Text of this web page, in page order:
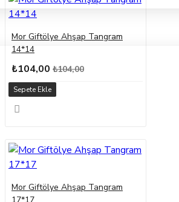
Mor Giftölye Ahşap Tangram
14*14
₺104,00 ₺104,00
Sepete Ekle
Mor Giftölye Ahşap Tangram